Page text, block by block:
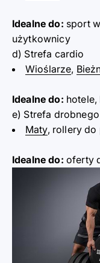
Idealne do: sport
użytkownicy
d) Strefa cardio
Wioślarze, Bież
Idealne do:
e) Strefa
Maty, rollery do
Idealne do: oferty